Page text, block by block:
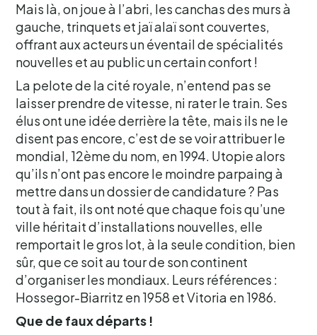
Mais là, on joue à l’abri, les canchas des murs à
gauche, trinquets et jaï alaï sont couvertes,
offrant aux acteurs un éventail de spécialités
nouvelles et au public un certain confort !
La pelote de la cité royale, n’entend pas se
laisser prendre de vitesse, ni rater le train. Ses
élus ont une idée derrière la tête, mais ils ne le
disent pas encore, c’est de se voir attribuer le
mondial, 12ème du nom, en 1994. Utopie alors
qu’ils n’ont pas encore le moindre parpaing à
mettre dans un dossier de candidature ? Pas
tout à fait, ils ont noté que chaque fois qu’une
ville héritait d’installations nouvelles, elle
remportait le gros lot, à la seule condition, bien
sûr, que ce soit au tour de son continent
d’organiser les mondiaux. Leurs références :
Hossegor-Biarritz en 1958 et Vitoria en 1986.
Que de faux départs !